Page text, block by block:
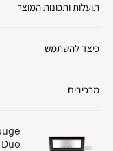
תועלות ותכונות המוצר
כיצד להשתמש
מרכיבים
Duo